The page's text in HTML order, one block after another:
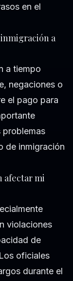
en el
inmigración a
a tiempo
negaciones o
el pago para
problemas
de inmigración
afectar mi
violaciones
de
oficiales
durante el